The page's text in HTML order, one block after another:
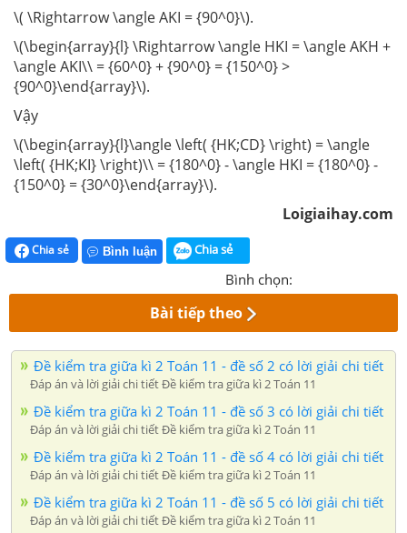
\( \Rightarrow \angle AKI = {90^0}\).
\(\begin{array}{l} \Rightarrow \angle HKI = \angle AKH +
\angle AKI\\ = {60^0} + {90^0} = {150^0} >
{90^0}\end{array}\).
Vậy
\(\begin{array}{l}\angle \left( {HK;CD} \right) = \angle
\left( {HK;KI} \right)\\ = {180^0} - \angle HKI = {180^0} -
{150^0} = {30^0}\end{array}\).
Loigiaihay.com
Chia sẻ Bình luận Chia sẻ
Bình chọn:
Bài tiếp theo
Đề kiểm tra giữa kì 2 Toán 11 - đề số 2 có lời giải chi tiết
Đáp án và lời giải chi tiết Đề kiểm tra giữa kì 2 Toán 11
Đề kiểm tra giữa kì 2 Toán 11 - đề số 3 có lời giải chi tiết
Đáp án và lời giải chi tiết Đề kiểm tra giữa kì 2 Toán 11
Đề kiểm tra giữa kì 2 Toán 11 - đề số 4 có lời giải chi tiết
Đáp án và lời giải chi tiết Đề kiểm tra giữa kì 2 Toán 11
Đề kiểm tra giữa kì 2 Toán 11 - đề số 5 có lời giải chi tiết
Đáp án và lời giải chi tiết Đề kiểm tra giữa kì 2 Toán 11